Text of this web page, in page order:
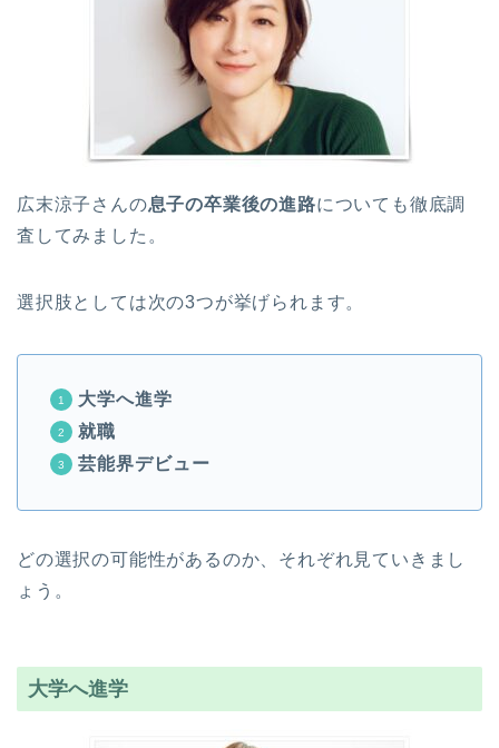
広末涼子さんの息子の卒業後の進路についても徹底調
査してみました。
選択肢としては次の3つが挙げられます。
大学へ進学
就職
芸能界デビュー
どの選択の可能性があるのか、それぞれ見ていきまし
ょう。
大学へ進学